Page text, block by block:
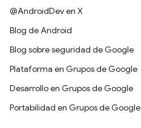
@AndroidDev en X
Blog de Android
Blog sobre seguridad de Google
Plataforma en Grupos de Google
Desarrollo en Grupos de Google
Portabilidad en Grupos de Google